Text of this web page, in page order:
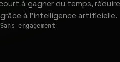
à gagner du temps, réduire
à l'intelligence artificielle.
Sans engagement